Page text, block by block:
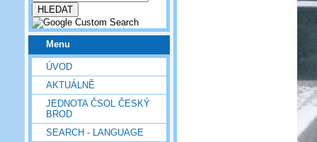
Menu
ÚVOD
AKTUÁLNĚ
JEDNOTA ČSOL ČESKÝ
BROD
SEARCH - LANGUAGE